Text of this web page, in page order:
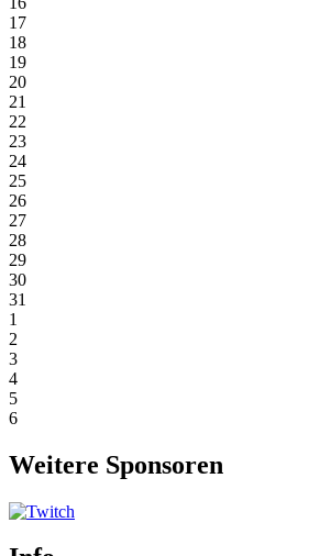
17
18
19
20
21
22
23
24
25
26
27
28
29
30
31
1
2
3
4
5
6
Weitere Sponsoren